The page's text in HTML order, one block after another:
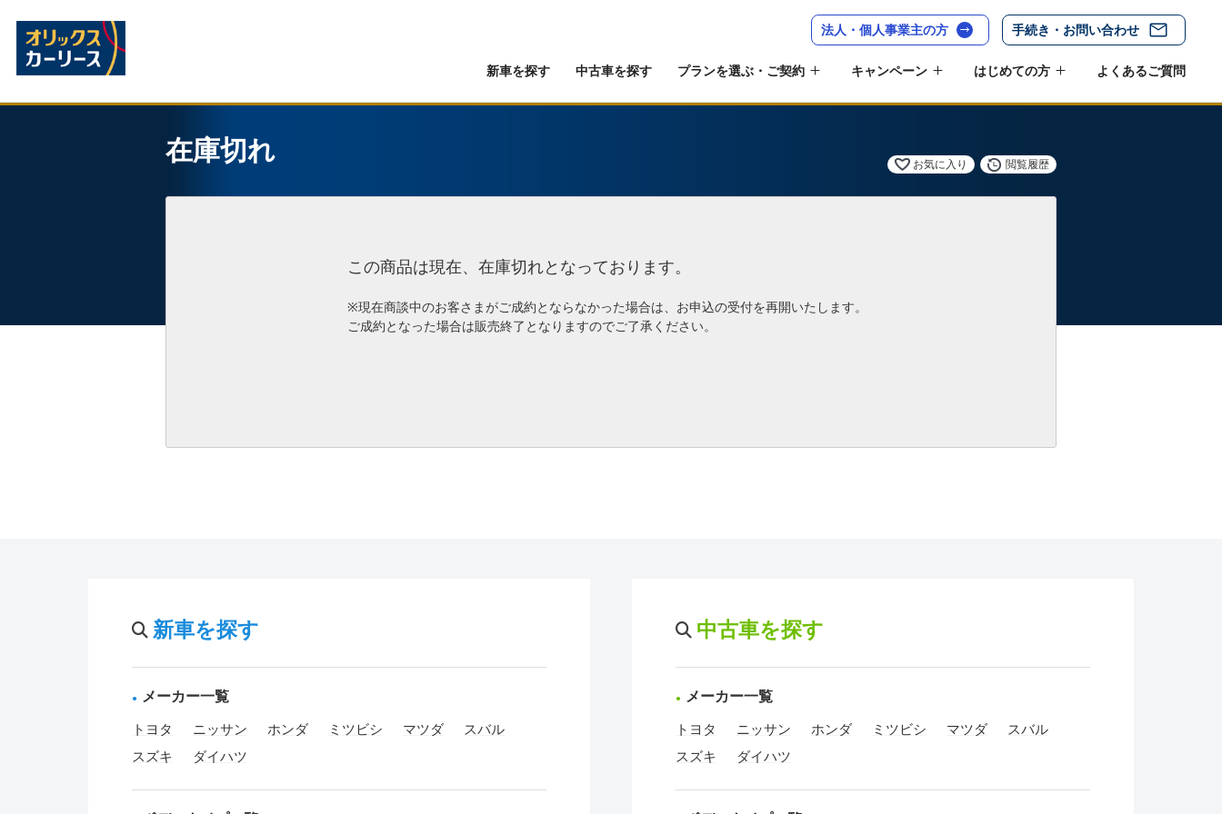
法人・個人事業主の方 手続き・お問い合わせ
新車を探す 中古車を探す プランを選ぶ・ご契約 キャンペーン はじめての方 よくあるご質問
在庫切れ お気に入り 閲覧履歴
この商品は現在、在庫切れとなっております。
※現在商談中のお客さまがご成約とならなかった場合は、お申込の受付を再開いたします。
ご成約となった場合は販売終了となりますのでご了承ください。
新車を探す
メーカー一覧
トヨタ ニッサン ホンダ ミツビシ マツダ
スバル
スズキ
ダイハツ
中古車を探す
メーカー一覧
トヨタ ニッサン ホンダ ミツビシ マツダ
スバル
スズキ
ダイハツ